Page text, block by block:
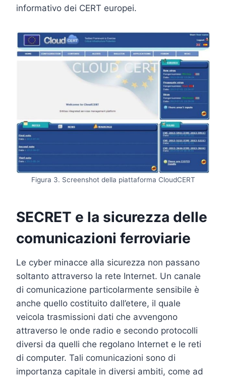
informativo dei CERT europei.
Figura 3. Screenshot della piattaforma CloudCERT
SECRET e la sicurezza delle
comunicazioni ferroviarie
Le cyber minacce alla sicurezza non passano
soltanto attraverso la rete Internet. Un canale
di comunicazione particolarmente sensibile è
anche quello costituito dall’etere, il quale
veicola trasmissioni dati che avvengono
attraverso le onde radio e secondo protocolli
diversi da quelli che regolano Internet e le reti
di computer. Tali comunicazioni sono di
importanza capitale in diversi ambiti, come ad